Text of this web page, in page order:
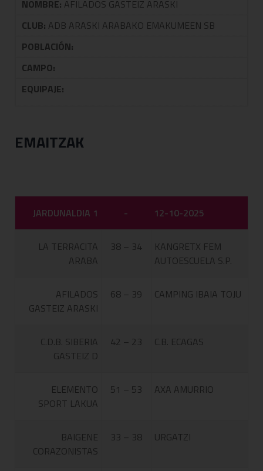
NOMBRE: AFILADOS GASTEIZ ARASKI
CLUB: ADB ARASKI ARABAKO EMAKUMEEN SB
POBLACIÓN:
CAMPO:
EQUIPAJE:
EMAITZAK
JARDUNALDIA 1 - 12-10-2025
LA TERRACITA
ARABA
38 – 34
KANGRETX FEM
AUTOESCUELA S.P.
AFILADOS
GASTEIZ ARASKI
68 – 39 CAMPING IBAIA TOJU
C.D.B. SIBERIA
GASTEIZ D
42 – 23 C.B. ECAGAS
ELEMENTO
SPORT LAKUA
51 – 53 AXA AMURRIO
BAIGENE
CORAZONISTAS
33 – 38 URGATZI